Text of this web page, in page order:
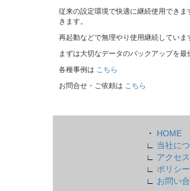
従来の設定環境で快適に継続使用でき
きます。
再起動などで無理やり使用継続していま
まずは大切なデータのバックアップを
各種事例は こちら
お問合せ・ご依頼は こちら
・ HOME
∟ 当社に
∟ アクセス
∟ ポリシー
∟ お問い